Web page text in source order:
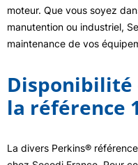
moteur. Que vous soyez
manutention ou industriel,
maintenance de vos
Disponibilité
la référence
La divers Perkins® référence